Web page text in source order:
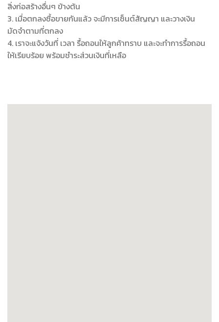
สิ่งก่อสร้างอื่นๆ ข้างต้น
3. เมื่อตกลงซื้อขายกันแล้ว จะมีการเซ็นต์สัญญา และวางเงิน
มัดจำตามที่ตกลง
4. เราจะแจ้งวันที่ เวลา รื้อถอนให้ลูกค้าทราบ และจะทำการรื้อถอน
ให้เรียบร้อย พร้อมชำระส่วนเงินที่เหลือ